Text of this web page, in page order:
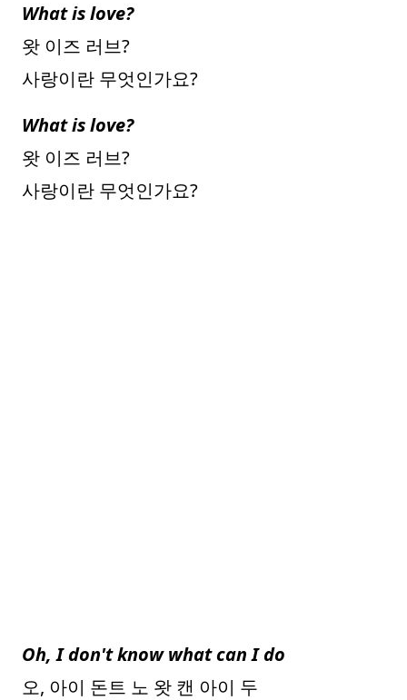
What is love?
왓 이즈 러브?
사랑이란 무엇인가요?
What is love?
왓 이즈 러브?
사랑이란 무엇인가요?
Oh, I don't know what can I do
오, 아이 돈트 노 왓 캔 아이 두